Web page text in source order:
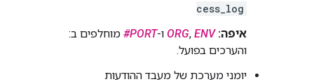
cess_log
איפה:
ORG, ENV ו-PORT#
מוחלפים ב:
והערכים בפועל.
יומני מערכת של מעבד ההודעות